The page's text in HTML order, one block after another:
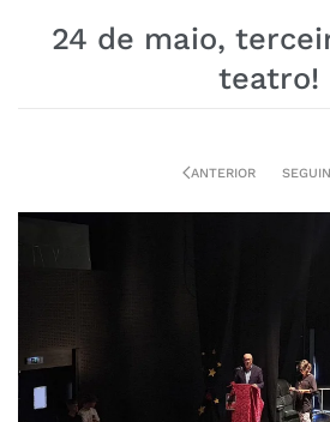
24 de maio,
teatro!
ANTERIOR